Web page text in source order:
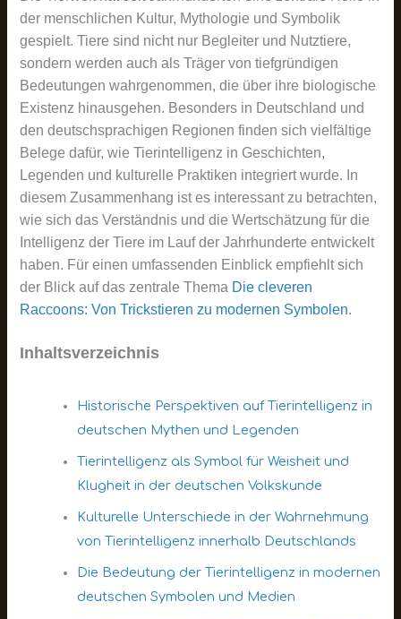
der menschlichen Kultur, Mythologie und Symbolik
gespielt. Tiere sind nicht nur Begleiter und Nutztiere,
sondern werden auch als Träger von tiefgründigen
Bedeutungen wahrgenommen, die über ihre biologische
Existenz hinausgehen. Besonders in Deutschland und
den deutschsprachigen Regionen finden sich vielfältige
Belege dafür, wie Tierintelligenz in Geschichten,
Legenden und kulturelle Praktiken integriert wurde. In
diesem Zusammenhang ist es interessant zu betrachten,
wie sich das Verständnis und die Wertschätzung für die
Intelligenz der Tiere im Lauf der Jahrhunderte entwickelt
haben. Für einen umfassenden Einblick empfiehlt sich
der Blick auf das zentrale Thema Die cleveren
Raccoons: Von Trickstieren zu modernen Symbolen.
Inhaltsverzeichnis
Historische Perspektiven auf Tierintelligenz in
deutschen Mythen und Legenden
Tierintelligenz als Symbol für Weisheit und
Klugheit in der deutschen Volkskunde
Kulturelle Unterschiede in der Wahrnehmung
von Tierintelligenz innerhalb Deutschlands
Die Bedeutung der Tierintelligenz in modernen
deutschen Symbolen und Medien